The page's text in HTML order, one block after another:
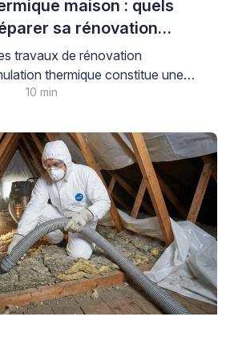
maison : quels
sa rénovation
travaux de rénovation
thermique constitue une
pour évaluer précisément les
niveaux d’analyse
gratuit en ligne à l’audit
réalisé par un bureau
répondant à des objectifs
10 min